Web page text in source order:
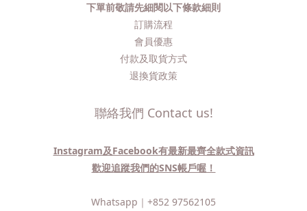
下單前敬請先細閱以下條款細則
訂購流程​
會員優惠
付款及取貨方式
退換貨政策
聯絡我們 Contact us!
Instagram及Facebook有最新最齊全款式資訊
歡迎追蹤我們的SNS帳戶喔！
Whatsapp｜ +852 97562105